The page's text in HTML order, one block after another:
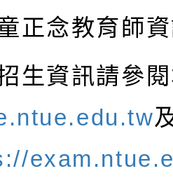
正念教育師
生資訊請參